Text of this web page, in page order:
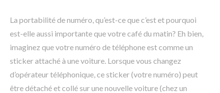
La portabilité de numéro, qu’est-ce que c’est et pourquoi
est-elle aussi importante que votre café du matin? Eh bien,
imaginez que votre numéro de téléphone est comme un
sticker attaché à une voiture. Lorsque vous changez
d’opérateur téléphonique, ce sticker (votre numéro) peut
être détaché et collé sur une nouvelle voiture (chez un